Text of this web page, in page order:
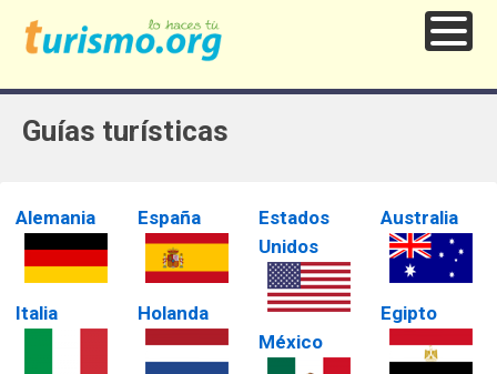
Guías turísticas
Alemania
Italia
España
Holanda
Estados
Unidos
México
Australia
Egipto